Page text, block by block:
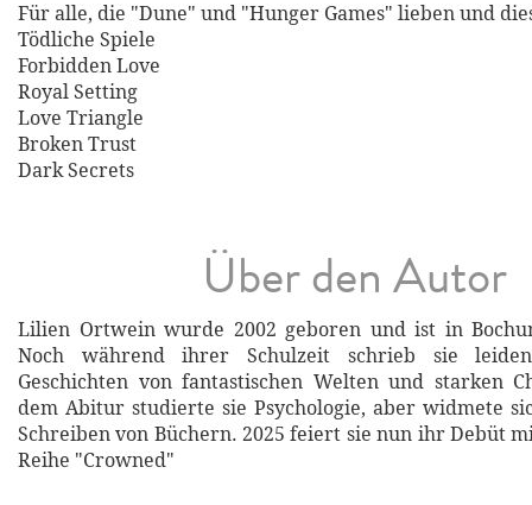
Für alle, die "Dune" und "Hunger Games" lieben und
Tödliche Spiele
Forbidden Love
Royal Setting
Love Triangle
Broken Trust
Dark Secrets
Über den Autor
Lilien Ortwein wurde 2002 geboren und ist in
Noch während ihrer Schulzeit schrieb sie
Geschichten von fantastischen Welten und starken
dem Abitur studierte sie Psychologie, aber widmete
Schreiben von Büchern. 2025 feiert sie nun ihr Debüt
Reihe "Crowned"